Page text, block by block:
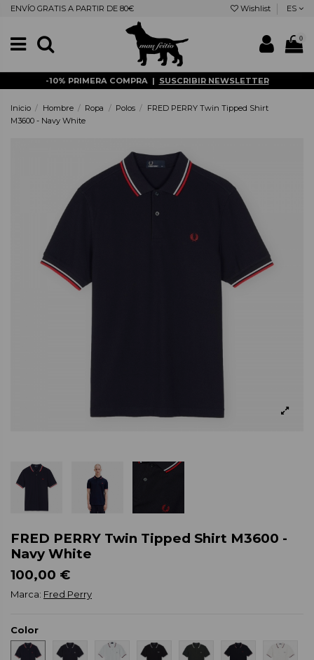
ENVÍO GRATIS A PARTIR DE 80€ Wishlist ES
0
-10% PRIMERA COMPRA | SUSCRIBIR NEWSLETTER
Inicio Hombre Ropa Polos
FRED PERRY Twin Tipped Shirt
M3600 - Navy White
FRED PERRY Twin Tipped Shirt M3600 -
Navy White
100,00 €
Marca: Fred Perry
Color